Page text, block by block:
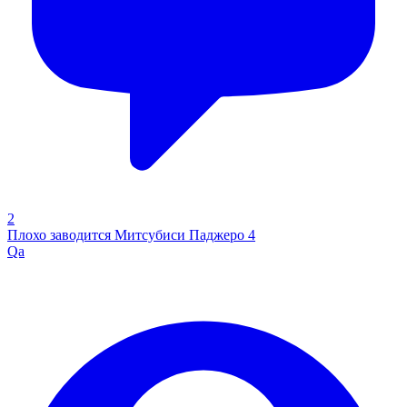
2
Плохо заводится Митсубиси Паджеро 4
Qa